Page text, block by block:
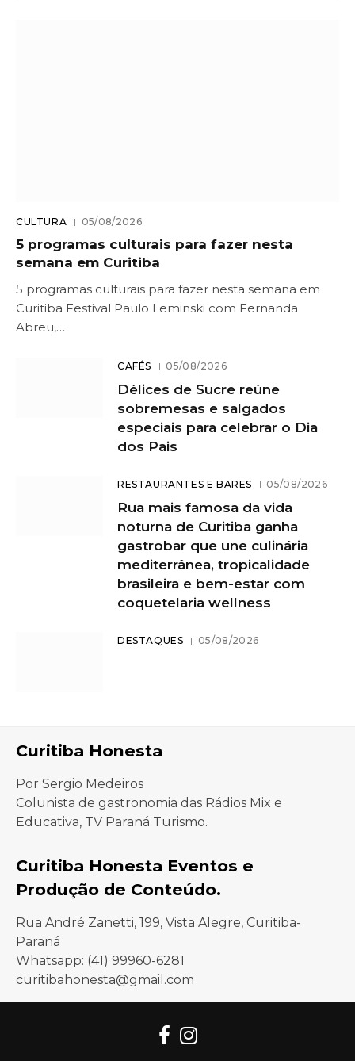
CULTURA 05/08/2026
5 programas culturais para fazer nesta
semana em Curitiba
5 programas culturais para fazer nesta semana em
Curitiba Festival Paulo Leminski com Fernanda
Abreu,…
CAFÉS 05/08/2026
Délices de Sucre reúne
sobremesas e salgados
especiais para celebrar o Dia
dos Pais
RESTAURANTES E BARES 05/08/2026
Rua mais famosa da vida
noturna de Curitiba ganha
gastrobar que une culinária
mediterrânea, tropicalidade
brasileira e bem-estar com
coquetelaria wellness
DESTAQUES 05/08/2026
Curitiba Honesta
Por Sergio Medeiros
Colunista de gastronomia das Rádios Mix e
Educativa, TV Paraná Turismo.
Curitiba Honesta Eventos e
Produção de Conteúdo.
Rua André Zanetti, 199, Vista Alegre, Curitiba-
Paraná
Whatsapp: (41) 99960-6281
curitibahonesta@gmail.com
Facebook
Instagram